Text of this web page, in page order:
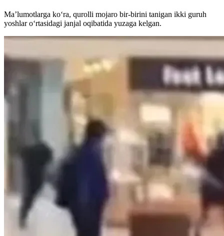
Ma’lumotlarga ko‘ra, qurolli mojaro bir-birini tanigan ikki guruh
yoshlar o‘rtasidagi janjal oqibatida yuzaga kelgan.